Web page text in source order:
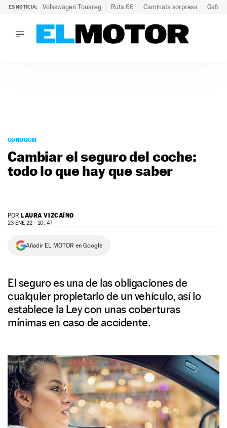
ES NOTICIA: Volkswagen Touareg Ruta 66 Caminata sorpresa Gafas
PODCAST
MOTOS
TECNOLOGÍA
SERVICIOS
NEWSLETTER
CONDUCIR
Cambiar el seguro del coche:
todo lo que hay que saber
POR LAURA VIZCAÍNO
23 ENE 22 - 10: 47
Añadir EL MOTOR en Google
El seguro es una de las obligaciones de
cualquier propietario de un vehículo, así lo
establece la Ley con unas coberturas
mínimas en caso de accidente.